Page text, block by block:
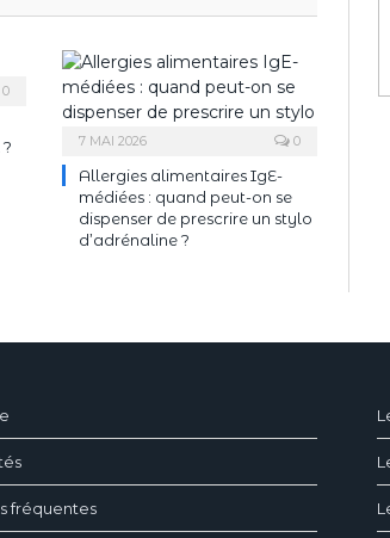
cookies
0
7 MAI 2026 0
Allergies alimentaires IgE-
médiées : quand peut-on se
dispenser de prescrire un stylo
d’adrénaline ?
fréquentes